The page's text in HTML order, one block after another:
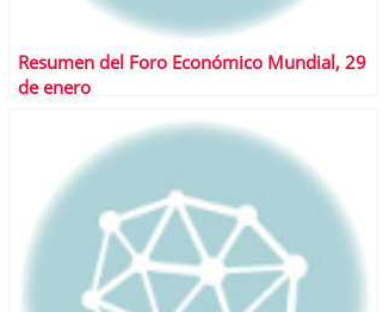
Resumen del Foro Económico Mundial, 29
de enero